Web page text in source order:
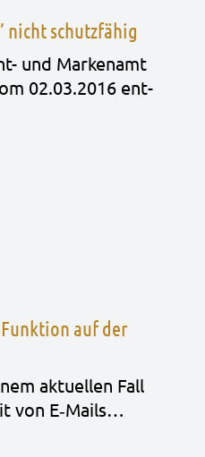
nicht schutzfähig
und Mar­ken­amt
02.03.2016 ent­
auf der
aktu­el­len Fall
von E‑Mails…